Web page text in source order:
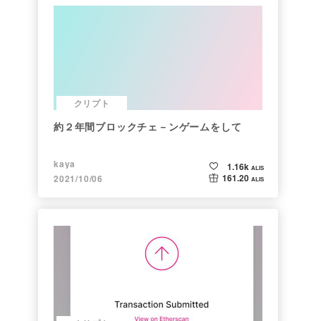
クリプト
約２年間ブロックチェ－ンゲームをして
kaya
2021/10/06
1.16k ALIS
161.20 ALIS